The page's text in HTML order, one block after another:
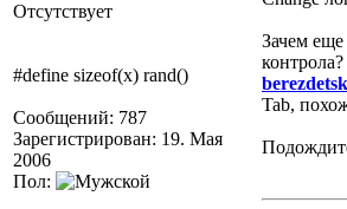
Отсутствует
#define sizeof(x) rand()
Сообщений: 787
Зарегистрирован: 19. Мая
2006
Пол:
Зачем
контрола?
Tab,